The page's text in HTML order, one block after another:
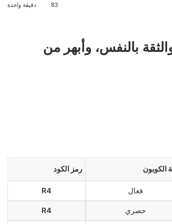
83 دقيقة واحدة
بالنفس، وأبهر من
الكوبون رمز الكود
فعال R4
حصري R4